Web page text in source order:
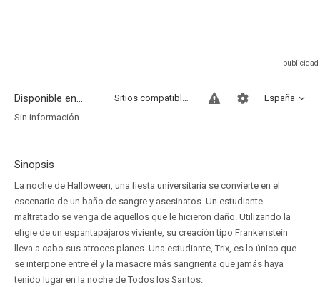
Disponible en... España
Sitios compatibles
Sin información
Sinopsis
La noche de Halloween, una fiesta universitaria se convierte en el
escenario de un baño de sangre y asesinatos. Un estudiante
maltratado se venga de aquellos que le hicieron daño. Utilizando la
efigie de un espantapájaros viviente, su creación tipo Frankenstein
lleva a cabo sus atroces planes. Una estudiante, Trix, es lo único que
se interpone entre él y la masacre más sangrienta que jamás haya
tenido lugar en la noche de Todos los Santos.